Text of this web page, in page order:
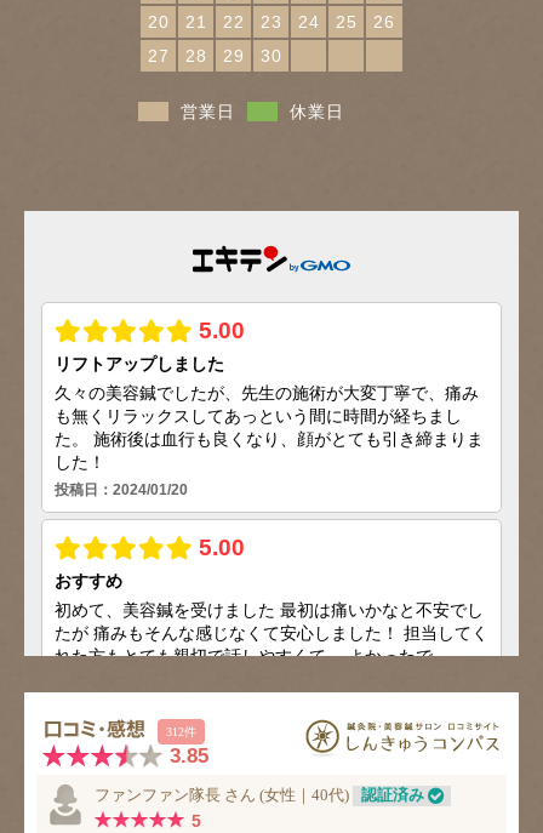
20
21 22 23 24 25
26
27
28 29 30
営業日 休業日